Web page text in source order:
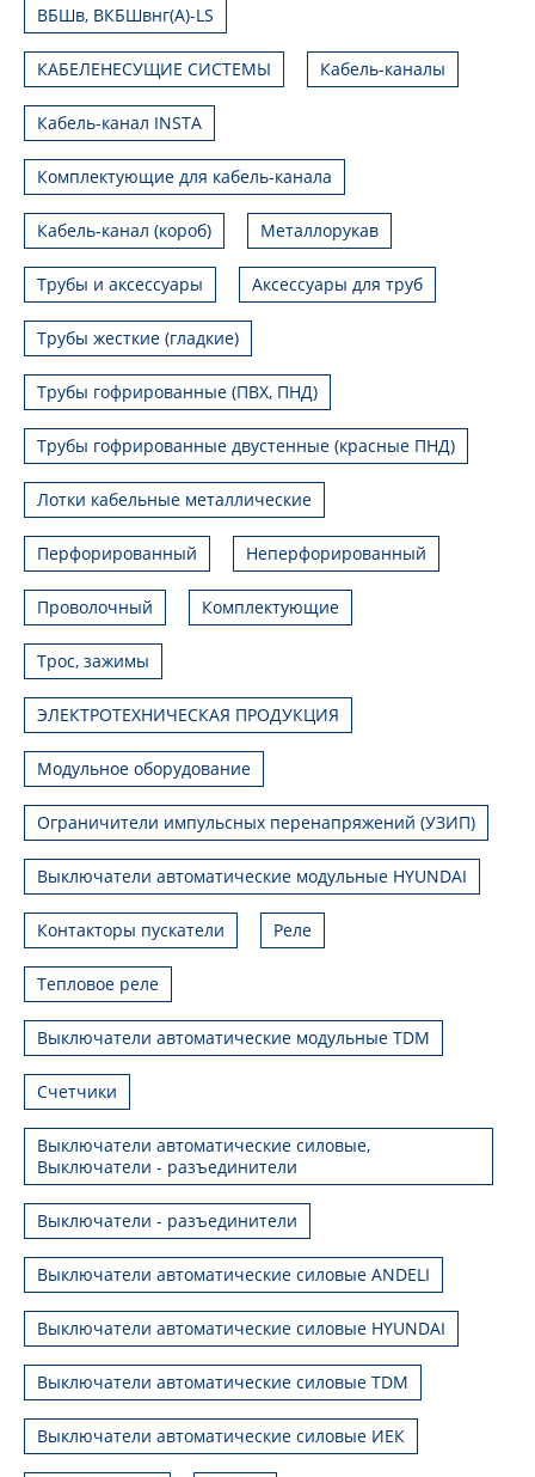
ВБШв, ВКБШвнг(А)-LS
КАБЕЛЕНЕСУЩИЕ СИСТЕМЫ Кабель-каналы
Кабель-канал INSTA
Комплектующие для кабель-канала
Кабель-канал (короб) Металлорукав
Трубы и аксессуары Аксессуары для труб
Трубы жесткие (гладкие)
Трубы гофрированные (ПВХ, ПНД)
Трубы гофрированные двустенные (красные ПНД)
Лотки кабельные металлические
Перфорированный Неперфорированный
Проволочный Комплектующие
Трос, зажимы
ЭЛЕКТРОТЕХНИЧЕСКАЯ ПРОДУКЦИЯ
Модульное оборудование
Ограничители импульсных перенапряжений (УЗИП)
Выключатели автоматические модульные HYUNDAI
Контакторы пускатели Реле
Тепловое реле
Выключатели автоматические модульные TDM
Счетчики
Выключатели автоматические силовые,
Выключатели - разъединители
Выключатели - разъединители
Выключатели автоматические силовые ANDELI
Выключатели автоматические силовые HYUNDAI
Выключатели автоматические силовые TDM
Выключатели автоматические силовые ИЕК